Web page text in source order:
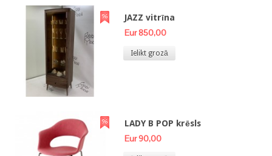
JAZZ vitrīna
Eur 850,00
Ielikt grozā
LADY B POP krēsls
Eur 90,00